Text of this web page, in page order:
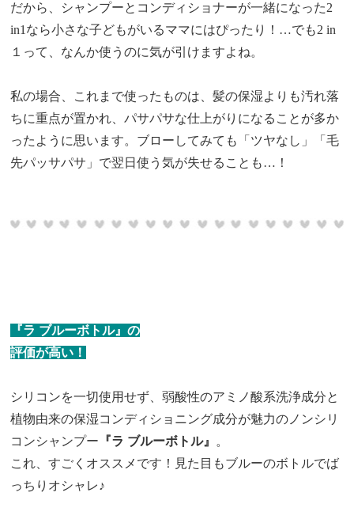
だから、シャンプーとコンディショナーが一緒になった2
in1なら小さな子どもがいるママにはぴったり！…でも2 in
１って、なんか使うのに気が引けますよね。
私の場合、これまで使ったものは、髪の保湿よりも汚れ落
ちに重点が置かれ、パサパサな仕上がりになることが多か
ったように思います。ブローしてみても「ツヤなし」「毛
先パッサパサ」で翌日使う気が失せることも…！
『ラ ブルーボトル』の
評価が高い！
シリコンを一切使用せず、弱酸性のアミノ酸系洗浄成分と
植物由来の保湿コンディショニング成分が魅力のノンシリ
コンシャンプー 『ラ ブルーボトル』 。
これ、すごくオススメです！見た目もブルーのボトルでば
っちりオシャレ♪